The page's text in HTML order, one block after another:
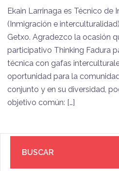
Ekain Larrinaga es Técnico de
(Inmigración e
Getxo. Agradezco la ocasión
participativo Thinking Fadura
técnica con gafas
oportunidad para la
conjunto y en su diversidad,
objetivo común: […]
BUSCAR